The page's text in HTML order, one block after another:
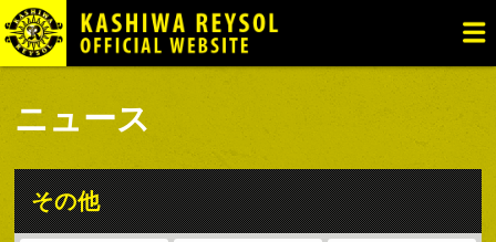
ニュース
その他
TOP
ニュース
トップチーム
アカデミー